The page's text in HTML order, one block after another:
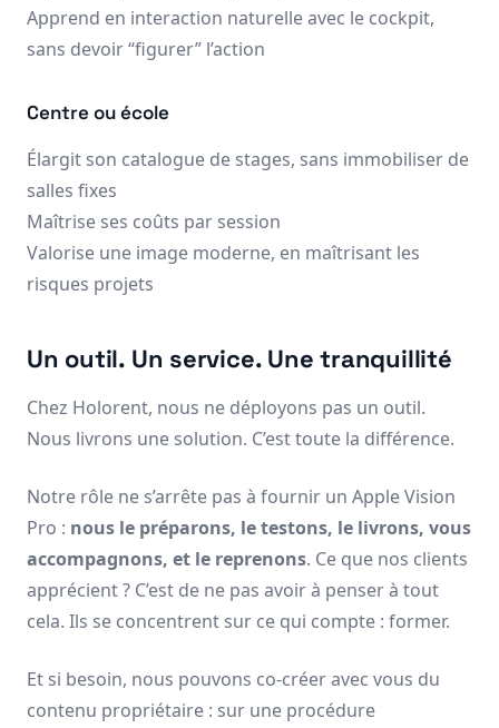
Apprend en interaction naturelle avec le cockpit,
sans devoir “figurer” l’action
Centre ou école
Élargit son catalogue de stages, sans immobiliser de
salles fixes
Maîtrise ses coûts par session
Valorise une image moderne, en maîtrisant les
risques projets
Un outil. Un service. Une tranquillité
Chez Holorent, nous ne déployons pas un outil.
Nous livrons une solution. C’est toute la différence.
Notre rôle ne s’arrête pas à fournir un Apple Vision
Pro : nous le préparons, le testons, le livrons, vous
accompagnons, et le reprenons. Ce que nos clients
apprécient ? C’est de ne pas avoir à penser à tout
cela. Ils se concentrent sur ce qui compte : former.
Et si besoin, nous pouvons co-créer avec vous du
contenu propriétaire : sur une procédure